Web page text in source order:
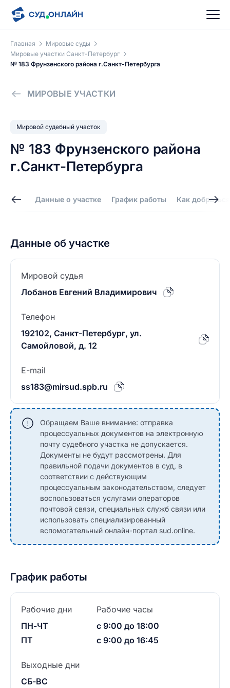
Главная
Мировые суды
Мировые участки Санкт-Петербург
№ 183 Фрунзенского района г.Санкт-Петербурга
МИРОВЫЕ УЧАСТКИ
Мировой судебный участок
№ 183 Фрунзенского района
г.Санкт-Петербурга
Данные о участке График работы Как добраться
Данные об участке
Мировой судья
Лобанов Евгений Владимирович
Телефон
192102, Санкт-Петербург, ул.
Самойловой, д. 12
E-mail
ss183@mirsud.spb.ru
Обращаем Ваше внимание: отправка
процессуальных документов на электронную
почту судебного участка не допускается.
Документы не будут рассмотрены. Для
правильной подачи документов в суд, в
соответствии с действующим
процессуальным законодательством, следует
воспользоваться услугами операторов
почтовой связи, специальных служб связи или
использовать специализированный
вспомогательный онлайн-портал sud.online.
График работы
Рабочие дни
ПН-ЧТ
ПТ
Рабочие часы
с 9:00 до 18:00
с 9:00 до 16:45
Выходные дни
СБ-ВС